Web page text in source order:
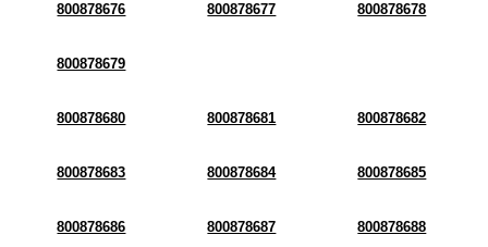
800878676 800878677 800878678
800878679
800878680 800878681 800878682
800878683 800878684 800878685
800878686 800878687 800878688